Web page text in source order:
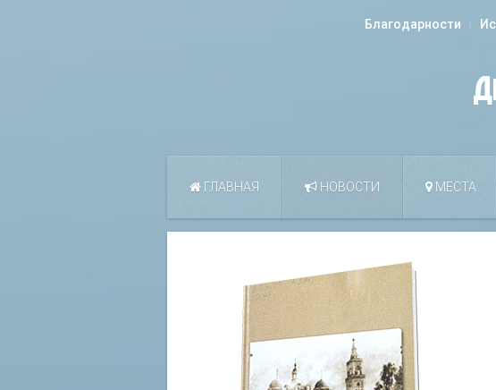
Благодарности
ГЛАВНАЯ НОВОСТИ МЕСТА